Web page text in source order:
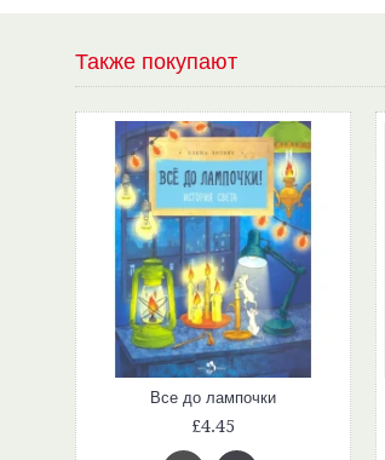
Также покупают
Все до лампочки
£4.45